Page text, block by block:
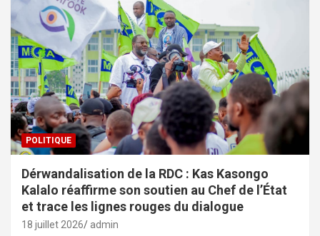
POLITIQUE
Dérwandalisation de la RDC : Kas Kasongo
Kalalo réaffirme son soutien au Chef de l’État
et trace les lignes rouges du dialogue
18 juillet 2026 admin